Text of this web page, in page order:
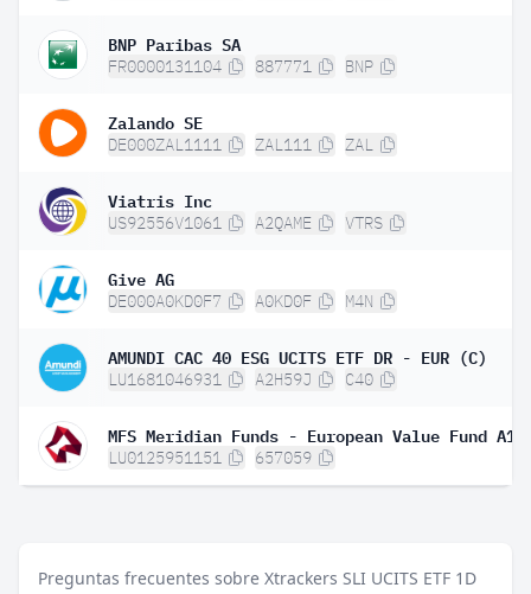
BNP Paribas SA
FR0000131104 887771 BNP
Zalando SE
DE000ZAL1111 ZAL111 ZAL
Viatris Inc
US92556V1061 A2QAME VTRS
Give AG
DE000A0KD0F7 A0KD0F M4N
AMUNDI CAC 40 ESG UCITS ETF DR - EUR (C)
LU1681046931 A2H59J C40
MFS Meridian Funds - European Value Fund A1
LU0125951151 657059
Preguntas frecuentes sobre Xtrackers SLI UCITS ETF 1D